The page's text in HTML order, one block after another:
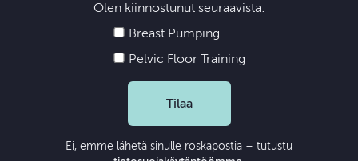
Olen kiinnostunut seuraavista:
Breast Pumping
Pelvic Floor Training
Tilaa
Ei, emme lähetä sinulle roskapostia – tutustu